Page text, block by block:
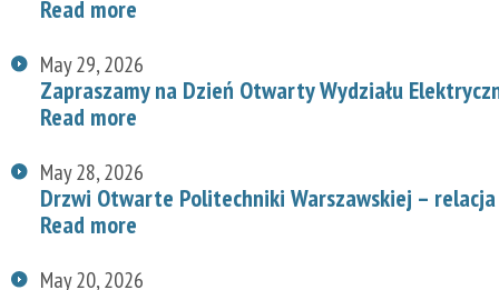
Read more
May 29, 2026
Zapraszamy na Dzień Otwarty Wydziału
Read more
May 28, 2026
Drzwi Otwarte Politechniki Warszawskiej – relacja
Read more
May 20, 2026